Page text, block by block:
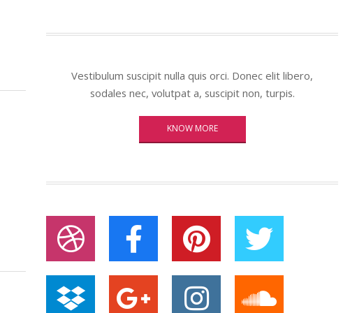
Vestibulum suscipit nulla quis orci. Donec elit libero,
sodales nec, volutpat a, suscipit non, turpis.
KNOW MORE